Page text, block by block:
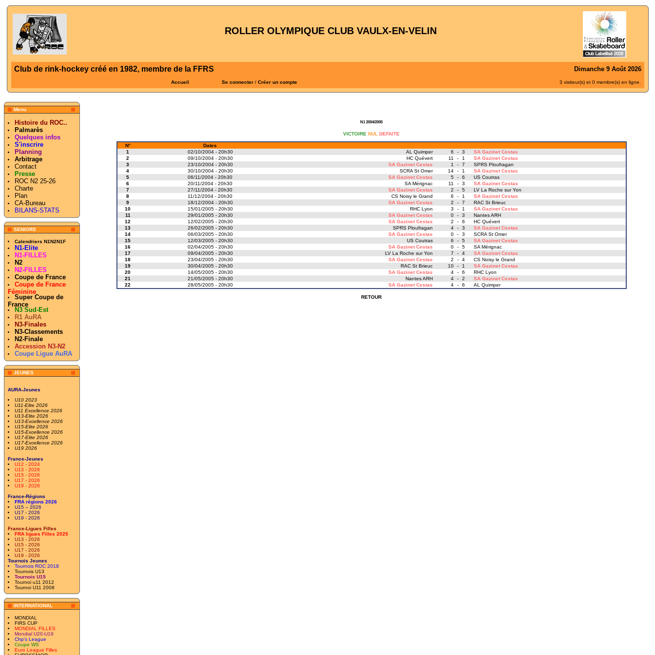
ROLLER OLYMPIQUE CLUB VAULX-EN-VELIN
Club de rink-hockey créé en 1982, membre de la FFRS Dimanche 9 Août 2026
Accueil Se connecter/ Créer un compte 3 visiteur(s) et 0 membre(s) en ligne.
Menu
Histoire du ROC..
Palmarès
Quelques infos
S'inscrire
Planning
Arbitrage
Contact
Presse
ROC N2 25-26
Charte
Plan
CA-Bureau
BILANS-STATS
SENIORS
Calendriers N1N2N1F
N1-Elite
N1-FILLES
N2
N2-FILLES
Coupe de France
Coupe de France
Féminine
Super Coupe de
France
N3 Sud-Est
R1 AuRA
N3-Finales
N3-Classements
N2-Finale
Accession N3-N2
Coupe Ligue AuRA
JEUNES
AURA-Jeunes
U10 2023
U11-Elite 2026
U11 Excellence 2026
U13-Elite 2026
U13-Excellence 2026
U15-Elite 2026
U15-Excellence 2026
U17-Elite 2026
U17-Excellence 2026
U19 2026
France-Jeunes
U12 - 2024
U13 - 2026
U15 - 2026
U17 - 2026
U19 - 2026
France-Régions
FRA régions 2026
U15 – 2026
U17 - 2026
U19 - 2026
France-Ligues Filles
FRA ligues Filles 2025
U13 - 2026
U15 - 2026
U17 - 2026
U19 - 2026
Tournois Jeunes
Tournois ROC 2018
Tournois U13
Tournois U15
Tournoi u11 2012
Tournoi U11 2008
INTERNATIONAL
MONDIAL
FIRS CUP
MONDIAL FILLES
Mondial U20-U19
Chp's League
Coupe WS
Euro League Filles
N1 2004/2005
VICTOIRE NUL DEFAITE
N°
Dates
1
02/10/2004 - 20h30 AL Quimper 6 - 3
SA Gazinet Cestas
2
09/10/2004 - 20h30 HC Quévert 11 - 1
SA Gazinet Cestas
3
23/10/2004 - 20h30 SA Gazinet Cestas 1 - 7
SPRS Ploufragan
4
30/10/2004 - 20h30 SCRA St Omer 14 - 1
SA Gazinet Cestas
5
06/11/2004 - 20h30 SA Gazinet Cestas 5 - 6
US Coutras
6
20/11/2004 - 20h30 SA Mérignac 11 - 3
SA Gazinet Cestas
7
27/11/2004 - 20h30 SA Gazinet Cestas 2 - 5
LV La Roche sur Yon
8
11/12/2004 - 20h30 CS Noisy le Grand 6 - 1
SA Gazinet Cestas
9
18/12/2004 - 20h30 SA Gazinet Cestas 2 - 7
RAC St Brieuc
10
15/01/2005 - 20h30 RHC Lyon 3 - 1
SA Gazinet Cestas
11
29/01/2005 - 20h30 SA Gazinet Cestas 0 - 3
Nantes ARH
12
12/02/2005 - 20h30 SA Gazinet Cestas 2 - 6
HC Quévert
13
26/02/2005 - 20h30 SPRS Ploufragan 4 - 3
SA Gazinet Cestas
14
06/03/2005 - 20h30 SA Gazinet Cestas 0 - 3
SCRA St Omer
15
12/03/2005 - 20h30 US Coutras 6 - 5
SA Gazinet Cestas
16
02/04/2005 - 20h30 SA Gazinet Cestas 0 - 5
SA Mérignac
17
09/04/2005 - 20h30 LV La Roche sur Yon 7 - 4
SA Gazinet Cestas
18
23/04/2005 - 20h30 SA Gazinet Cestas 2 - 4
CS Noisy le Grand
19
30/04/2005 - 20h30 RAC St Brieuc 10 - 1
SA Gazinet Cestas
20
14/05/2005 - 20h30 SA Gazinet Cestas 4 - 6
RHC Lyon
21
21/05/2005 - 20h30 Nantes ARH 4 - 2
SA Gazinet Cestas
22
28/05/2005 - 20h30 SA Gazinet Cestas 4 - 6 AL Quimper
RETOUR